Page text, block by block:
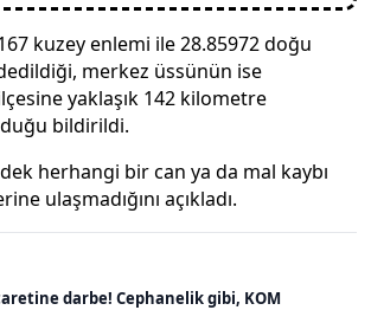
kuzey enlemi ile 28.85972 doğu
merkez üssünün ise
ilçesine yaklaşık 142 kilometre
bildirildi.
herhangi bir can ya da mal kaybı
ulaşmadığını açıkladı.
darbe! Cephanelik gibi, KOM